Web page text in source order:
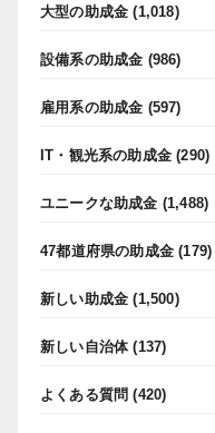
大型の助成金 (1,018)
設備系の助成金 (986)
雇用系の助成金 (597)
IT・観光系の助成金 (290)
ユニークな助成金 (1,488)
47都道府県の助成金 (179)
新しい助成金 (1,500)
新しい自治体(137)
よくある質問 (420)